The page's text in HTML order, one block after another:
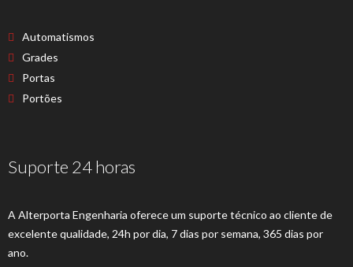
Automatismos
Grades
Portas
Portões
Suporte 24 horas
A Alterporta Engenharia oferece um suporte técnico ao cliente de
excelente qualidade, 24h por dia, 7 dias por semana, 365 dias por
ano.